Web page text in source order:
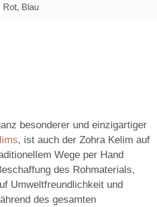
Rot, Blau
besonderer und einzigartiger
, ist auch der Zohra Kelim auf
Wege per Hand
des Rohmaterials,
Umweltfreundlichkeit und
des gesamten